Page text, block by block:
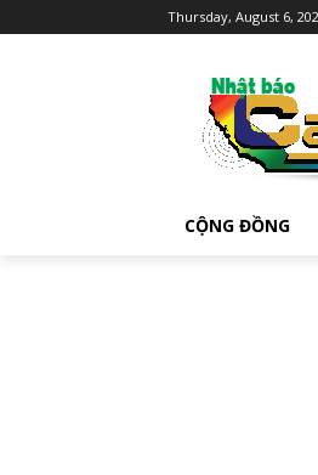
Thursday, August 6,
CỘNG ĐỒNG